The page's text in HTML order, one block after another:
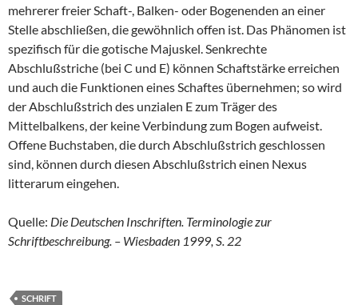
mehrerer freier Schaft-, Balken- oder Bogenenden an einer
Stelle abschließen, die gewöhnlich offen ist. Das Phänomen ist
spezifisch für die gotische Majuskel. Senkrechte
Abschlußstriche (bei C und E) können Schaftstärke erreichen
und auch die Funktionen eines Schaftes übernehmen; so wird
der Abschlußstrich des unzialen E zum Träger des
Mittelbalkens, der keine Verbindung zum Bogen aufweist.
Offene Buchstaben, die durch Abschlußstrich geschlossen
sind, können durch diesen Abschlußstrich einen Nexus
litterarum eingehen.
Quelle: Die Deutschen Inschriften. Terminologie zur
Schriftbeschreibung. – Wiesbaden 1999, S. 22
SCHRIFT